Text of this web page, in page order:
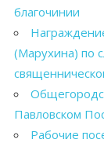
благочинии
(Марухина) по
Павловском
Рабочие